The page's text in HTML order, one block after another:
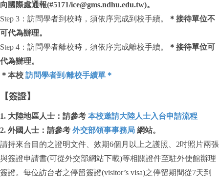
向國際處通報(#5171/ice@gms.ndhu.edu.tw)。
Step 3：訪問學者到校時，須依序完成到校手續。
＊接待單位不
可代為辦理。
Step 4：訪問學者離校時，須依序完成離校手續。
＊接待單位可
代為辦理。
＊本校 訪問學者到/離校手續單＊
【簽證】
1. 大陸地區人士：請參考 本校邀請大陸人士入台申請流程
2. 外國人士：請參考 外交部領事事務局 網站。
請持來台目的之證明文件、效期6個月以上之護照、2吋照片兩張
與簽證申請書(可從外交部網站下載)等相關證件至駐外使館辦理
簽證。每位訪台者之停留簽證(visitor’s visa)之停留期間從7天到